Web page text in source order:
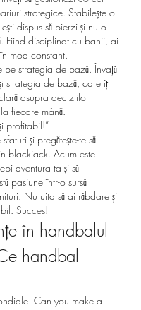
strategice. Stabilește o
dispus să pierzi și nu o
Fiind disciplinat cu banii, ai
mod constant.
pe strategia de bază. Învață
strategia de bază, care îți
asupra deciziilor
fiecare mână.
profitabil!”
și pregătește-te să
blackjack. Acum este
aventura ta și să
pasiune într-o sursă
Nu uita să ai răbdare și
Succes!
în handbalul
handbal
Can you make a